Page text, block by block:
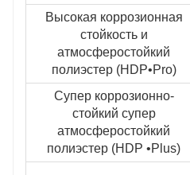
Высокая коррозионная
стойкость и
атмосферостойкий
полиэстер (HDP•Pro)
Супер коррозионно-
стойкий супер
атмосферостойкий
полиэстер (HDP •Plus)